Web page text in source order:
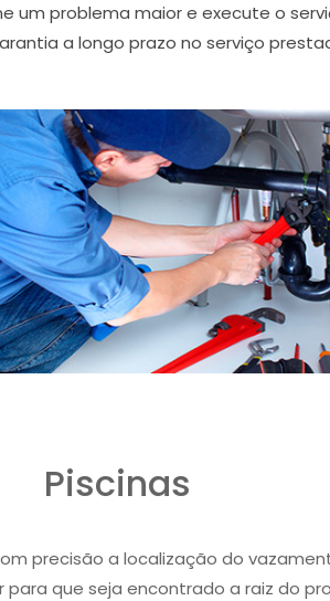
problema maior e execute o
a longo prazo no serviço
Piscinas
precisão a localização do
que seja encontrado a raiz do